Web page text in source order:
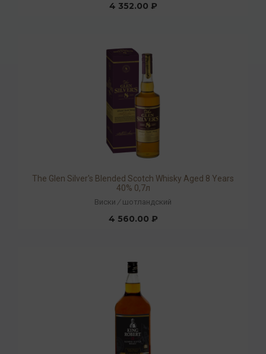
4 352.00 ₽
The Glen Silver's Blended Scotch Whisky Aged 8 Years
40% 0,7л
Виски / шотландский
4 560.00 ₽